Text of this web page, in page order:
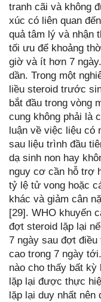
tranh cãi và không
xúc có liên quan
quả tâm lý và nhận
tối ưu để khoảng
giờ và ít hơn 7
dần. Trong một
liều steroid trước
bắt đầu trong vòng
cung không phải là
luận về việc liệu có
sau liệu trình đầu
dạ sinh non hay
nguy cơ cần hỗ trợ
tỷ lệ tử vong hoặc
khác và giảm cân
[29]. WHO khuyến
đợt steroid lặp lại
7 ngày sau đợt
cao trong 7 ngày
nào cho thấy bất
lặp lại được thực
lặp lại duy nhất